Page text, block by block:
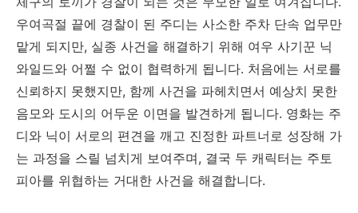
우여곡절 끝에 경찰이 된 주디는 사소한 주차 단속 업무만
맡게 되지만, 실종 사건을 해결하기 위해 여우 사기꾼 닉
와일드와 어쩔 수 없이 협력하게 됩니다. 처음에는 서로를
신뢰하지 못했지만, 함께 사건을 파헤치면서 예상치 못한
음모와 도시의 어두운 이면을 발견하게 됩니다. 영화는 주
디와 닉이 서로의 편견을 깨고 진정한 파트너로 성장해 가
는 과정을 스릴 넘치게 보여주며, 결국 두 캐릭터는 주토
피아를 위협하는 거대한 사건을 해결합니다.